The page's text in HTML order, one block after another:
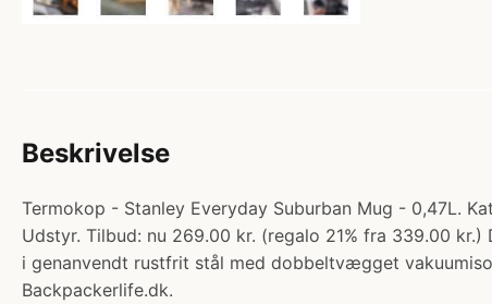
Beskrivelse
Termokop - Stanley Everyday Suburban Mug - 0,47L.
Udstyr. Tilbud: nu 269.00 kr. (regalo 21% fra 339.00
i genanvendt rustfrit stål med dobbeltvægget
Backpackerlife.dk.